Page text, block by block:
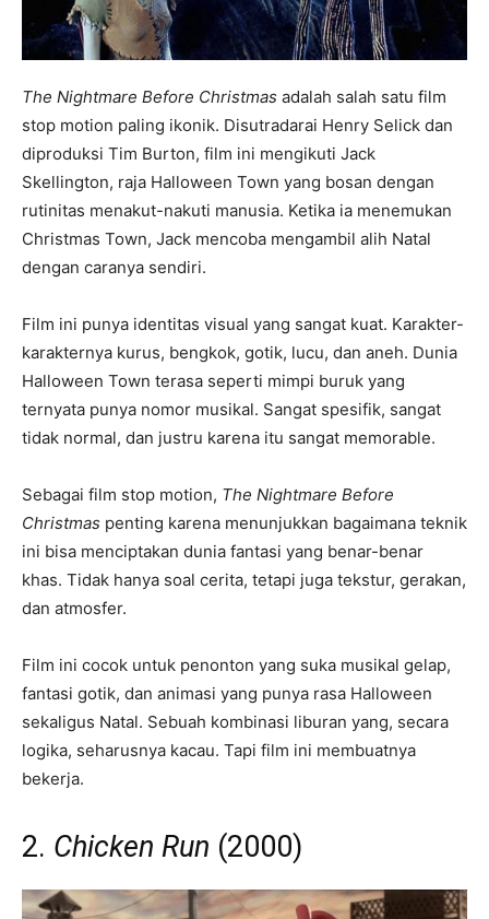
The Nightmare Before Christmas adalah salah satu film
stop motion paling ikonik. Disutradarai Henry Selick dan
diproduksi Tim Burton, film ini mengikuti Jack
Skellington, raja Halloween Town yang bosan dengan
rutinitas menakut-nakuti manusia. Ketika ia menemukan
Christmas Town, Jack mencoba mengambil alih Natal
dengan caranya sendiri.
Film ini punya identitas visual yang sangat kuat. Karakter-
karakternya kurus, bengkok, gotik, lucu, dan aneh. Dunia
Halloween Town terasa seperti mimpi buruk yang
ternyata punya nomor musikal. Sangat spesifik, sangat
tidak normal, dan justru karena itu sangat memorable.
Sebagai film stop motion, The Nightmare Before
Christmas penting karena menunjukkan bagaimana teknik
ini bisa menciptakan dunia fantasi yang benar-benar
khas. Tidak hanya soal cerita, tetapi juga tekstur, gerakan,
dan atmosfer.
Film ini cocok untuk penonton yang suka musikal gelap,
fantasi gotik, dan animasi yang punya rasa Halloween
sekaligus Natal. Sebuah kombinasi liburan yang, secara
logika, seharusnya kacau. Tapi film ini membuatnya
bekerja.
2. Chicken Run (2000)